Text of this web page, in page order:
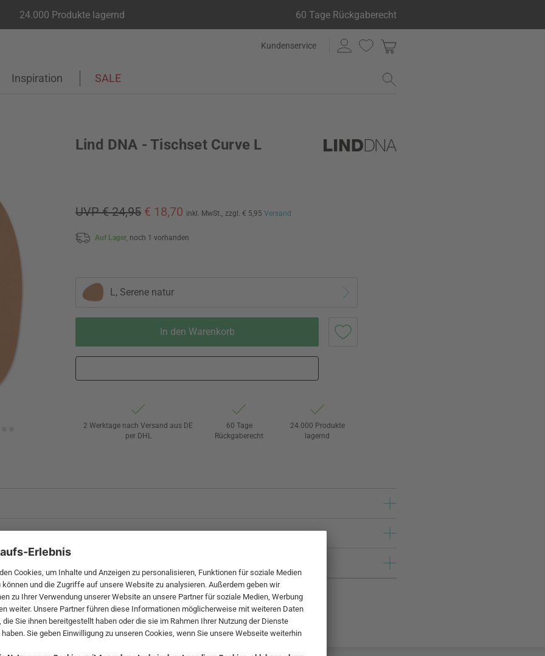
24.000 Produkte lagernd 60 Tage Rückgaberecht
Kundenservice
Inspiration SALE
Lind DNA - Tischset Curve L
UVP € 24,95 € 18,70 inkl. MwSt., zzgl. € 5,95 Versand
Auf Lager, noch 1 vorhanden
L, Serene natur
In den Warenkorb
2 Werktage nach Versand aus DE
per DHL
60 Tage
Rückgaberecht
24.000 Produkte
lagernd